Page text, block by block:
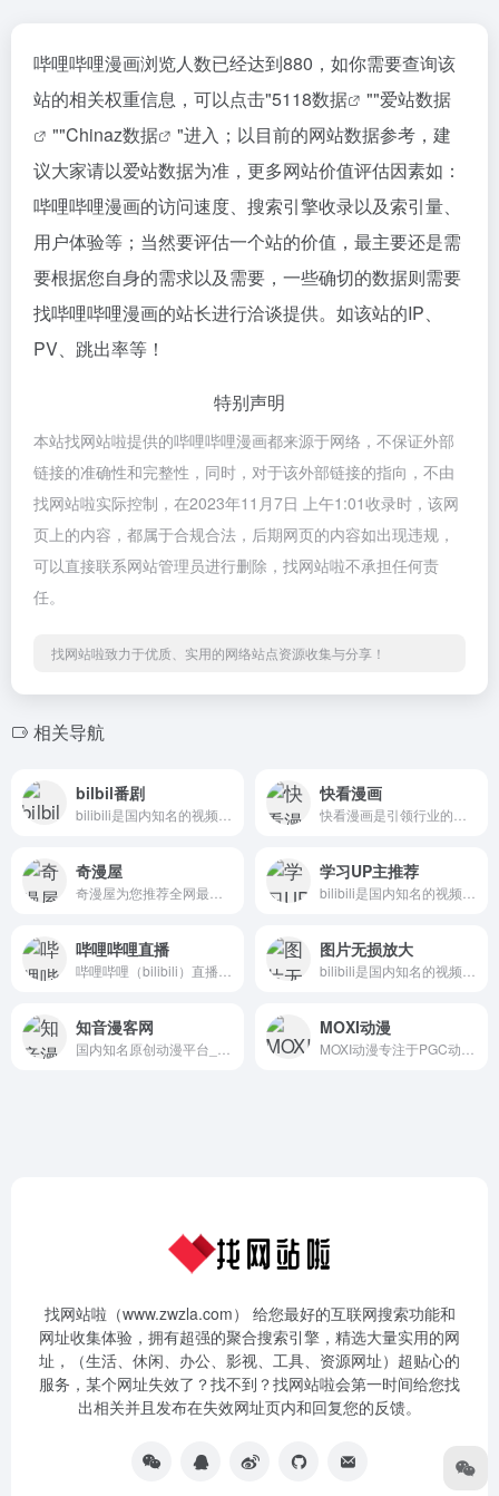
哔哩哔哩漫画浏览人数已经达到880，如你需要查询该
站的相关权重信息，可以点击"5118数据 ""爱站数据
""Chinaz数据
"进入；以目前的网站数据参考，建
议大家请以爱站数据为准，更多网站价值评估因素如：
哔哩哔哩漫画的访问速度、搜索引擎收录以及索引量、
用户体验等；当然要评估一个站的价值，最主要还是需
要根据您自身的需求以及需要，一些确切的数据则需要
找哔哩哔哩漫画的站长进行洽谈提供。如该站的IP、
PV、跳出率等！
特别声明
本站找网站啦提供的哔哩哔哩漫画都来源于网络，不保证外部
链接的准确性和完整性，同时，对于该外部链接的指向，不由
找网站啦实际控制，在2023年11月7日 上午1:01收录时，该网
页上的内容，都属于合规合法，后期网页的内容如出现违规，
可以直接联系网站管理员进行删除，找网站啦不承担任何责
任。
找网站啦致力于优质、实用的网络站点资源收集与分享！
相关导航
bilbil番剧 快看漫画
奇漫屋 学习UP主推荐
哔哩哔哩直播 图片无损放大
知音漫客网 MOXI动漫
找网站啦（www.zwzla.com） 给您最好的互联网搜索功能和
网址收集体验，拥有超强的聚合搜索引擎，精选大量实用的网
址，（生活、休闲、办公、影视、工具、资源网址）超贴心的
服务，某个网址失效了？找不到？找网站啦会第一时间给您找
出相关并且发布在失效网址页内和回复您的反馈。